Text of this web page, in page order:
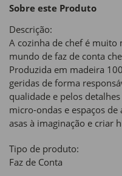
Sobre este Produto
Descrição:
A cozinha de chef é
mundo de faz de conta
Produzida em madeira
geridas de forma
qualidade e pelos
micro-ondas e espaços
asas à imaginação e criar
Tipo de produto:
Faz de Conta